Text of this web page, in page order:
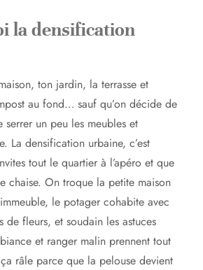
la densification
ton jardin, la terrasse et
au fond… sauf qu’on décide de
serrer un peu les meubles et
La densification urbaine, c’est
tout le quartier à l’apéro et que
chaise. On troque la petite maison
le potager cohabite avec
de fleurs, et soudain les astuces
et ranger malin prennent tout
râle parce que la pelouse devient